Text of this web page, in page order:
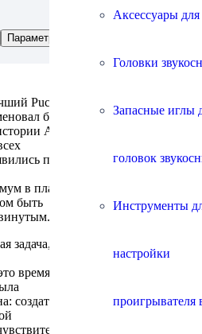
Аксессуары
Головки
Запасные иглы
головок
Инструменты
настройки
проигрывателя
Параметры
Puccini в истории,
бы
Audio Analogue и
после него. Усилитель
в плане звуковых
быть
задача, и, чтобы ее решить,
время идея, родившаяся в
создать интегральный
к типу